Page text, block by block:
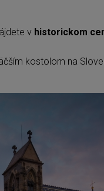
v historickom
kostolom na